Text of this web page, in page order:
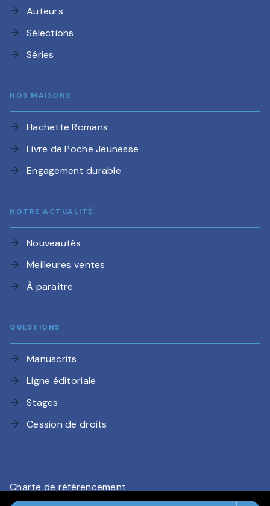
arrow_forward Auteurs
arrow_forward Sélections
arrow_forward Séries
NOS MAISONS
arrow_forward Hachette Romans
arrow_forward Livre de Poche Jeunesse
arrow_forward Engagement durable
NOTRE ACTUALITÉ
arrow_forward Nouveautés
arrow_forward Meilleures ventes
arrow_forward À paraître
QUESTIONS
arrow_forward Manuscrits
arrow_forward Ligne éditoriale
arrow_forward Stages
arrow_forward Cession de droits
Charte de référencement